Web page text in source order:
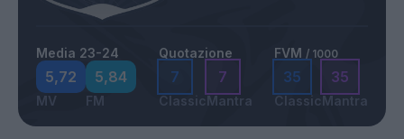
Media 23-24
5,72
MV
5,84
FM
Quotazione
7
Classic
7
Mantra
FVM / 1000
35
Classic
35
Mantra